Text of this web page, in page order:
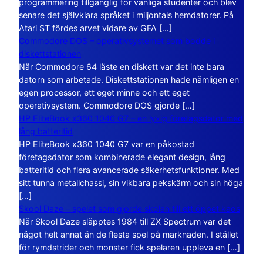
programmering tillgänglig för vanliga studenter och blev
senare det självklara språket i miljontals hemdatorer. På
Atari ST fördes arvet vidare av GFA […]
Commodore DOS – operativsystemet som bodde i
diskettstationen
När Commodore 64 läste en diskett var det inte bara
datorn som arbetade. Diskettstationen hade nämligen en
egen processor, ett eget minne och ett eget
operativsystem. Commodore DOS gjorde […]
HP EliteBook x360 1040 G7 – en lyxig företagsdator med
lång batteritid
HP EliteBook x360 1040 G7 var en påkostad
företagsdator som kombinerade elegant design, lång
batteritid och flera avancerade säkerhetsfunktioner. Med
sitt tunna metallchassi, sin vikbara pekskärm och sin höga
[…]
Skool Daze – spelet som gjorde skolan till ett öppet kaos
När Skool Daze släpptes 1984 till ZX Spectrum var det
något helt annat än de flesta spel på marknaden. I stället
för rymdstrider och monster fick spelaren uppleva en […]